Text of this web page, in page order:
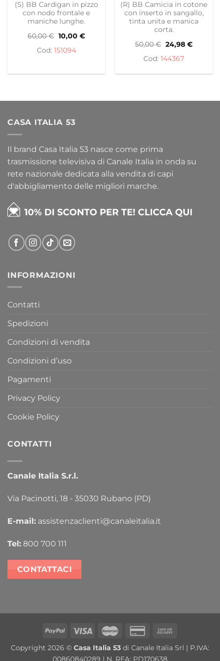
(S) BB Cardigan in pizzo
con nodo frontale e
maniche lunghe.
60,00€ Il
prezzo
originale
era:
10,00 €Il
151094
(R) BB Camicia in cotone
con inserto in sangallo,
tinta unita e manica
corta.
50,00€ Il
prezzo
originale
era:
24,98 €Il
144367
CASA ITALIA 53
Il brand Casa Italia 53 nasce come prima
trasmissione televisiva di Canale Italia in onda su
rete nazionale dedicata alla vendita di capi
d'abbigliamento delle migliori marche.
INFORMAZIONI
Contatti
Spedizioni
Condizioni di vendita
Condizioni d’uso
Pagamenti
Privacy Policy
Cookie Policy
CONTATTI
Canale Italia S.r.l.
Via Pacinotti, 18 - 35030 Rubano (PD)
E-mail: assistenzaclienti@canaleitalia.it
Tel: 800 700 111
CONTATTACI
PayPal Visa MasterCardCredit
2
Delivery
Copyright 2026 © Casa Italia 53 di Canale Italia Srl | P.IVA:
00860840289 | N. REA: PD170638